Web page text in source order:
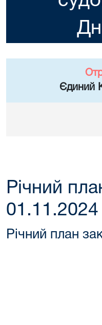
Єдиний
Річний
01.11.2024
Річний план